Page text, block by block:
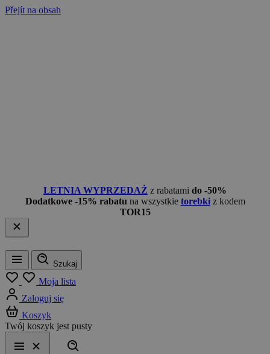
Přejít na obsah
LETNIA WYPRZEDAŻ z rabatami do -50%
Dodatkowe -15% rabatu na wszystkie torebkiz kodem
TOR15
Menu
Szukaj
Moja lista
Zaloguj się
Koszyk
Twój koszyk jest pusty